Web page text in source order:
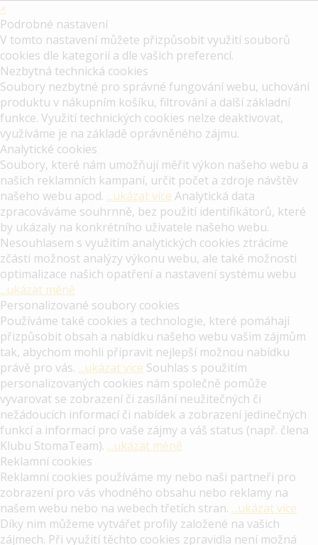
×
Podrobné nastavení
V tomto nastavení můžete přizpůsobit využití souborů
cookies dle kategorií a dle vašich preferencí.
Nezbytná technická cookies
Soubory nezbytné pro správné fungování webu, uchování
produktu v nákupním košíku, filtrování a další základní
funkce. Využití technických cookies nelze deaktivovat,
využíváme je na základě oprávněného zájmu.
Analytické cookies
Soubory, které nám umožňují měřit výkon našeho webu a
našich reklamních kampaní, určit počet a zdroje návštěv
našeho webu apod. ...ukázat více Analytická data
zpracováváme souhrnně, bez použití identifikátorů, které
by ukázaly na konkrétního uživatele našeho webu.
Nesouhlasem s využitím analytických cookies ztrácíme
zčásti možnost analýzy výkonu webu, ale také možnosti
optimalizace našich opatření a nastavení systému webu
...ukázat méně
Personalizované soubory cookies
Používáme také cookies a technologie, které pomáhají
přizpůsobit obsah a nabídku našeho webu vašim zájmům
tak, abychom mohli připravit nejlepší možnou nabídku
právě pro vás. ...ukázat více Souhlas s použitím
personalizovaných cookies nám společně pomůže
vyvarovat se zobrazení či zasílání neužitečných či
nežádoucích informací či nabídek a zobrazení jedinečných
funkcí a informací pro vaše zájmy a váš status (např. člena
Klubu StomaTeam). ...ukázat méně
Reklamní cookies
Reklamní cookies používáme my nebo naši partneři pro
zobrazení pro vás vhodného obsahu nebo reklamy na
našem webu nebo na webech třetích stran. ...ukázat více
Díky nim můžeme vytvářet profily založené na vašich
zájmech. Při využití těchto cookies zpravidla není možná